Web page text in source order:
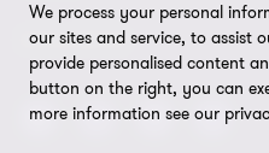
Nuestras Oficinas
Carreras
Exención de
Política de Privacidad
SEGUINOS
We process your personal
our sites and service, to assist
provide personalised content
button on the right, you can
more information see our